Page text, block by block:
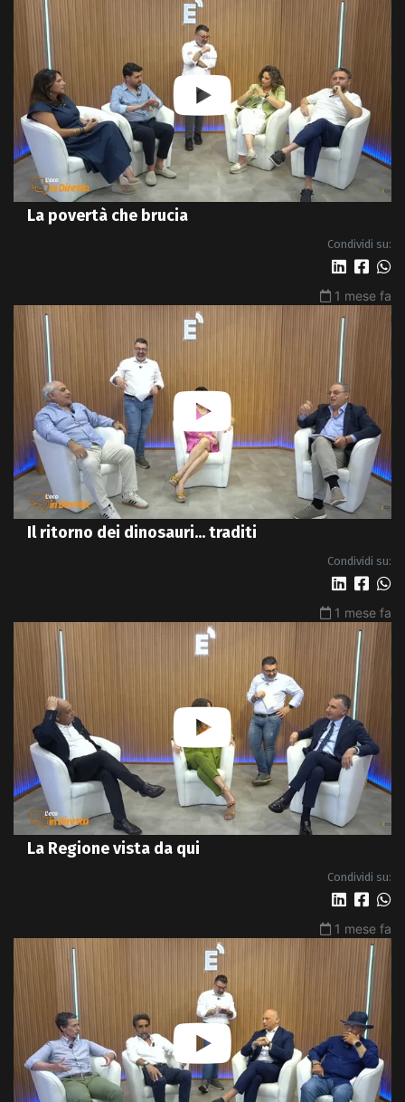
La povertà che brucia
Condividi su:
1 mese fa
Il ritorno dei dinosauri... traditi
Condividi su:
1 mese fa
La Regione vista da qui
Condividi su:
1 mese fa